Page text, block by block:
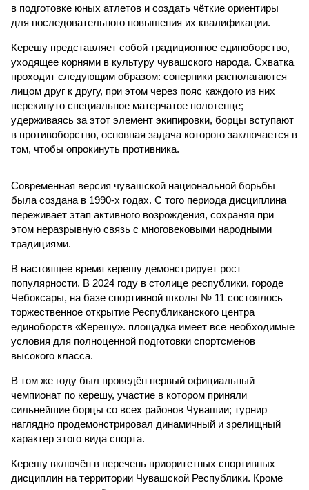
в подготовке юных атлетов и создать чёткие ориентиры
для последовательного повышения их квалификации.
Керешу представляет собой традиционное единоборство,
уходящее корнями в культуру чувашского народа. Схватка
проходит следующим образом: соперники располагаются
лицом друг к другу, при этом через пояс каждого из них
перекинуто специальное матерчатое полотенце;
удерживаясь за этот элемент экипировки, борцы вступают
в противоборство, основная задача которого заключается в
том, чтобы опрокинуть противника.
Современная версия чувашской национальной борьбы
была создана в 1990-х годах. С того периода дисциплина
переживает этап активного возрождения, сохраняя при
этом неразрывную связь с многовековыми народными
традициями.
В настоящее время керешу демонстрирует рост
популярности. В 2024 году в столице республики, городе
Чебоксары, на базе спортивной школы № 11 состоялось
торжественное открытие Республиканского центра
единоборств «Керешу». площадка имеет все необходимые
условия для полноценной подготовки спортсменов
высокого класса.
В том же году был проведён первый официальный
чемпионат по керешу, участие в котором приняли
сильнейшие борцы со всех районов Чувашии; турнир
наглядно продемонстрировал динамичный и зрелищный
характер этого вида спорта.
Керешу включён в перечень приоритетных спортивных
дисциплин на территории Чувашской Республики. Кроме